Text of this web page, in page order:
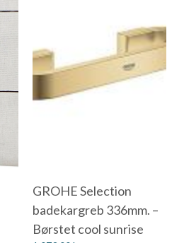
GROHE Selection
badekargreb 336mm. –
Børstet cool sunrise